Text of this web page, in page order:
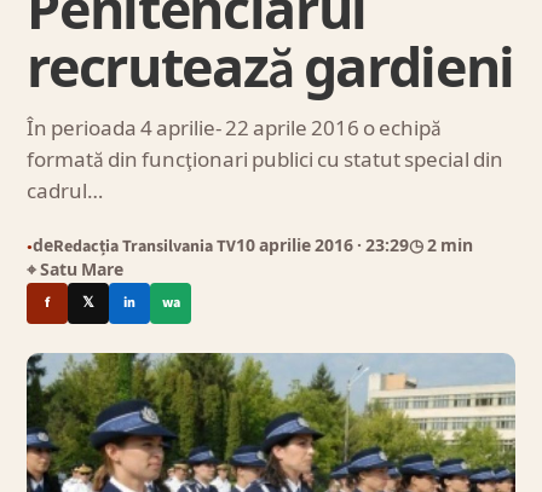
recrutează gardieni
În perioada 4 aprilie- 22 aprile 2016 o echipă
formată din funcţionari publici cu statut special din
cadrul…
●deRedacția Transilvania TV10 aprilie 2016 · 23:29◷ 2 min
⌖ Satu Mare
f 𝕏 in wa